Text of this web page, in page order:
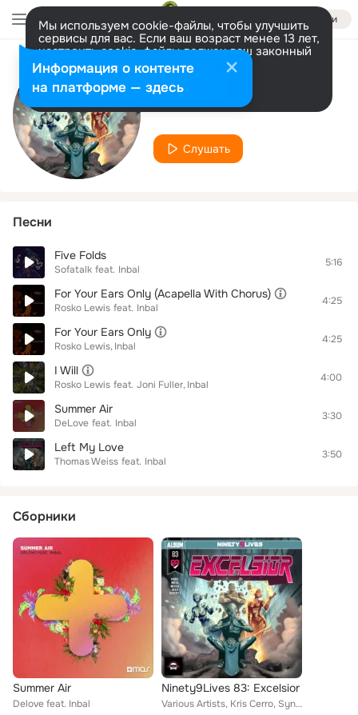
Войти
Мы используем cookie-файлы, чтобы улучшить
сервисы для вас. Если ваш возраст менее 13 лет,
настроить cookie-файлы должен ваш законный
представитель. Больше информации
Разрешить все Настроить
Исполнитель
Inbal
Слушать
Песни
Five Folds
Sofatalk feat. Inbal
5:16
For Your Ears Only (Acapella With Chorus)
Rosko Lewis feat. Inbal
4:25
For Your Ears Only
Rosko Lewis Inbal
4:25
I Will
Rosko Lewis feat. Joni Fuller Inbal
4:00
Summer Air
DeLove feat. Inbal
3:30
Left My Love
Thomas Weiss feat. Inbal
3:50
Сборники
Summer Air
Delove feat. Inbal
Ninety9Lives 83: Excelsior
Various Artists, Kris Cerro, Synths Machine, ROY, AcerDroid, Delmar Barasa, Javi Lozano, Andiru, Sebastian Alm, BeatFort, Decima...
Информация о контенте
на платформе — здесь